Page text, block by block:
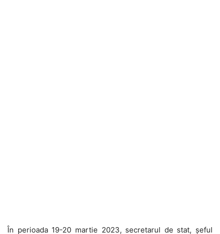
În perioada 19-20 martie 2023, secretarul de stat, șeful